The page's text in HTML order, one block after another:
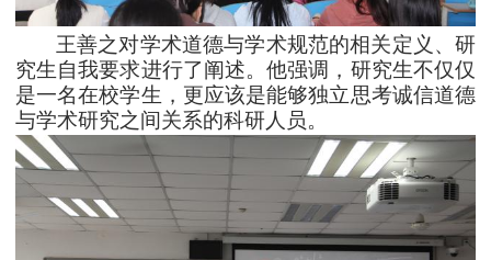
王善之对学术道德与学术规范的相关定义、研
究生自我要求进行了阐述。他强调，研究生不仅仅
是一名在校学生，更应该是能够独立思考诚信道德
与学术研究之间关系的科研人员。